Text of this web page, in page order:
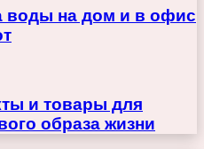
воды на дом и в офис
и товары для
образа жизни